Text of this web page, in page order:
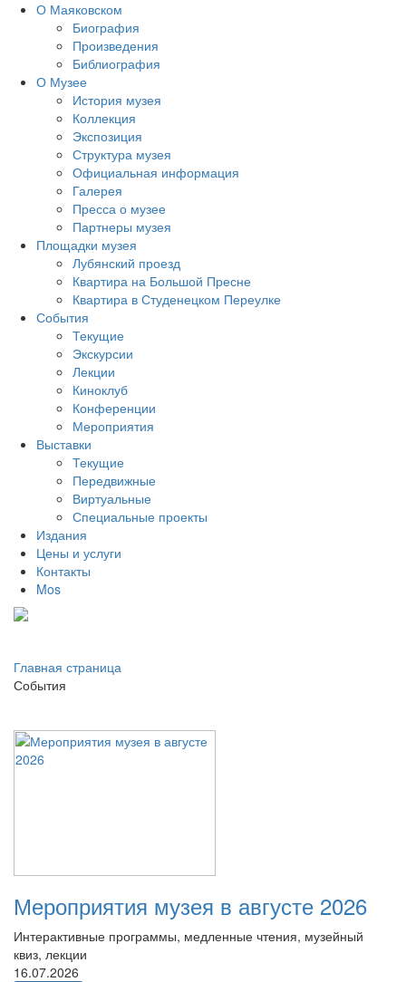
О Маяковском
Биография
Произведения
Библиография
О Музее
История музея
Коллекция
Экспозиция
Структура музея
Официальная информация
Галерея
Пресса о музее
Партнеры музея
Площадки музея
Лубянский проезд
Квартира на Большой Пресне
Квартира в Студенецком Переулке
События
Текущие
Экскурсии
Лекции
Киноклуб
Конференции
Мероприятия
Выставки
Текущие
Передвижные
Виртуальные
Специальные проекты
Издания
Цены и услуги
Контакты
Mos
Главная страница
События
Мероприятия музея в августе 2026
Интерактивные программы, медленные чтения, музейный
квиз, лекции
16.07.2026